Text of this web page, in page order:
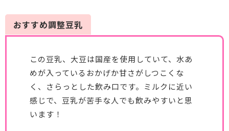
おすすめ調整豆乳
この豆乳、大豆は国産を使用していて、水あ
めが入っているおかげか甘さがしつこくな
く、さらっとした飲み口です。ミルクに近い
感じで、豆乳が苦手な人でも飲みやすいと思
います！